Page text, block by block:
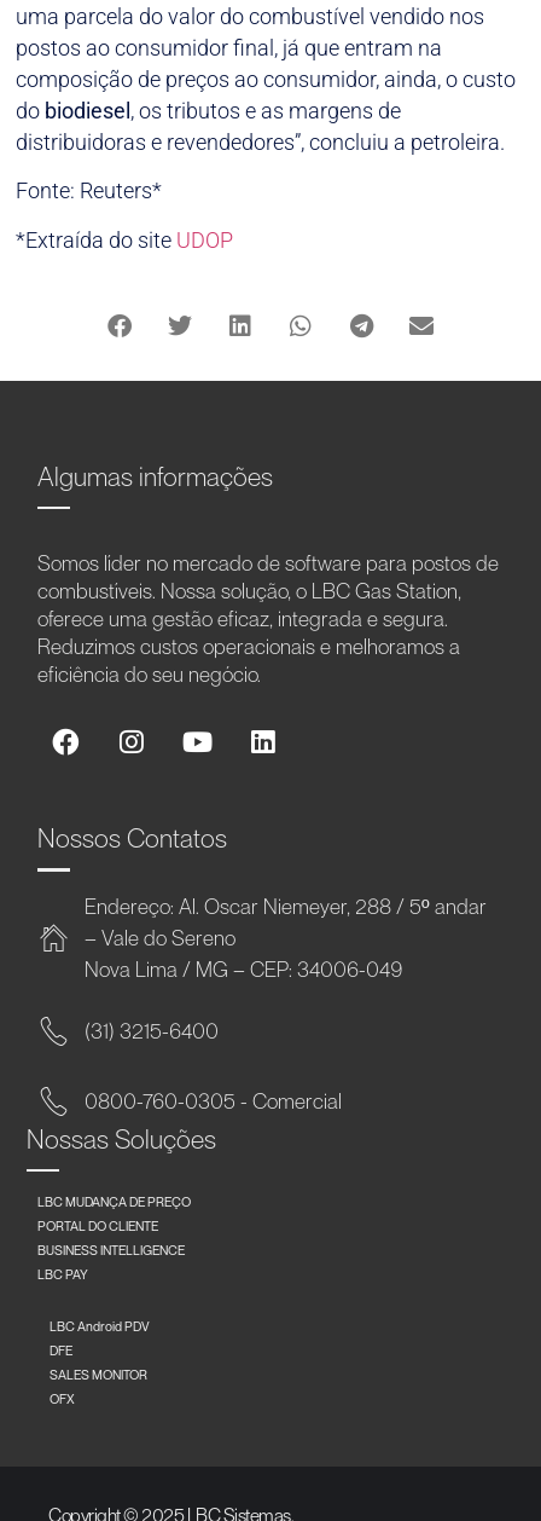
uma parcela do valor do combustível vendido nos
postos ao consumidor final, já que entram na
composição de preços ao consumidor, ainda, o custo
do biodiesel , os tributos e as margens de
distribuidoras e revendedores”, concluiu a petroleira.
Fonte: Reuters*
*Extraída do site UDOP
Algumas informações
Somos líder no mercado de software para postos de
combustíveis. Nossa solução, o LBC Gas Station,
oferece uma gestão eficaz, integrada e segura.
Reduzimos custos operacionais e melhoramos a
eficiência do seu negócio.
Nossos Contatos
Endereço: Al. Oscar Niemeyer, 288 / 5º andar
– Vale do Sereno
Nova Lima / MG – CEP: 34006-049
(31) 3215-6400
0800-760-0305 - Comercial
Nossas Soluções
LBC MUDANÇA DE PREÇO
PORTAL DO CLIENTE
BUSINESS INTELLIGENCE
LBC PAY
LBC Android PDV
DFE
SALES MONITOR
OFX
Copyright © 2025 LBC Sistemas.